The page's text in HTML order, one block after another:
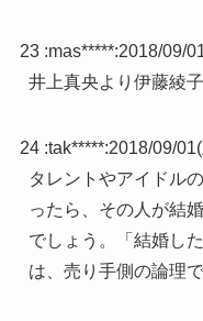
23 :mas*****:2018/09/
井上真央より伊藤綾
24 :tak*****:2018/09/
タレントやアイドル
ったら、その人が結
でしょう。「結婚し
は、売り手側の論理で